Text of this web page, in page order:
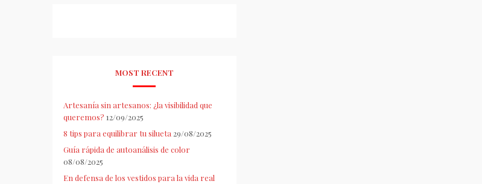
MOST RECENT
Artesanía sin artesanos: ¿la visibilidad que
queremos? 12/09/2025
8 tips para equilibrar tu silueta 29/08/2025
Guía rápida de autoanálisis de color
08/08/2025
En defensa de los vestidos para la vida real